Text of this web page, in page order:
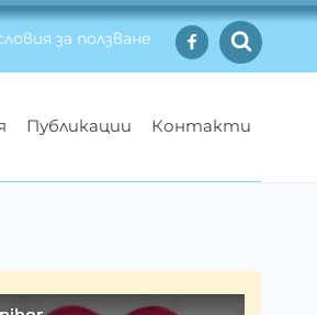
за ползване
Публикации Контакти